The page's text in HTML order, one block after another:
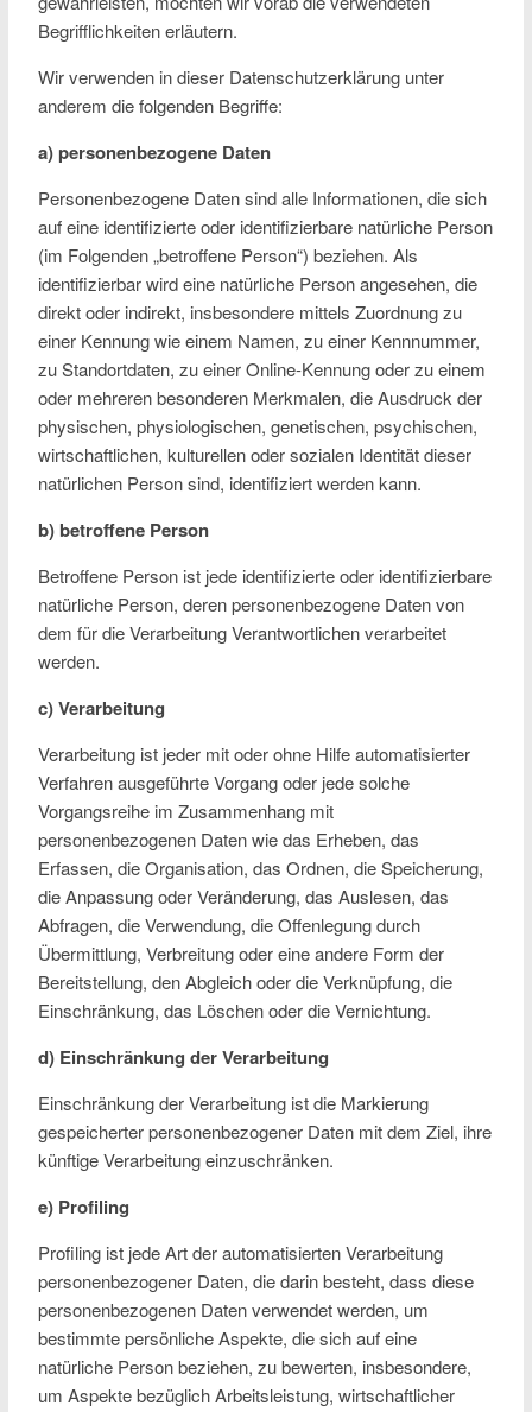
Begrifflichkeiten erläutern.
Wir verwenden in dieser Datenschutzerklärung unter
anderem die folgenden Begriffe:
a) personenbezogene Daten
Personenbezogene Daten sind alle Informationen, die sich
auf eine identifizierte oder identifizierbare natürliche Person
(im Folgenden „betroffene Person“) beziehen. Als
identifizierbar wird eine natürliche Person angesehen, die
direkt oder indirekt, insbesondere mittels Zuordnung zu
einer Kennung wie einem Namen, zu einer Kennnummer,
zu Standortdaten, zu einer Online-Kennung oder zu einem
oder mehreren besonderen Merkmalen, die Ausdruck der
physischen, physiologischen, genetischen, psychischen,
wirtschaftlichen, kulturellen oder sozialen Identität dieser
natürlichen Person sind, identifiziert werden kann.
b) betroffene Person
Betroffene Person ist jede identifizierte oder identifizierbare
natürliche Person, deren personenbezogene Daten von
dem für die Verarbeitung Verantwortlichen verarbeitet
werden.
c) Verarbeitung
Verarbeitung ist jeder mit oder ohne Hilfe automatisierter
Verfahren ausgeführte Vorgang oder jede solche
Vorgangsreihe im Zusammenhang mit
personenbezogenen Daten wie das Erheben, das
Erfassen, die Organisation, das Ordnen, die Speicherung,
die Anpassung oder Veränderung, das Auslesen, das
Abfragen, die Verwendung, die Offenlegung durch
Übermittlung, Verbreitung oder eine andere Form der
Bereitstellung, den Abgleich oder die Verknüpfung, die
Einschränkung, das Löschen oder die Vernichtung.
d) Einschränkung der Verarbeitung
Einschränkung der Verarbeitung ist die Markierung
gespeicherter personenbezogener Daten mit dem Ziel, ihre
künftige Verarbeitung einzuschränken.
e) Profiling
Profiling ist jede Art der automatisierten Verarbeitung
personenbezogener Daten, die darin besteht, dass diese
personenbezogenen Daten verwendet werden, um
bestimmte persönliche Aspekte, die sich auf eine
natürliche Person beziehen, zu bewerten, insbesondere,
um Aspekte bezüglich Arbeitsleistung, wirtschaftlicher